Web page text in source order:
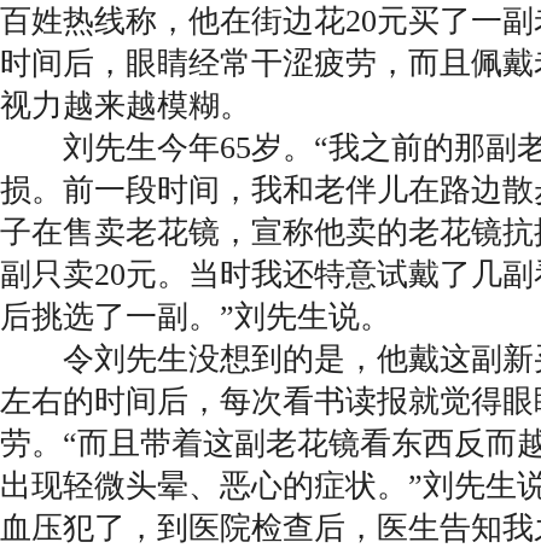
百姓热线称，他在街边花20元买了一
时间后，眼睛经常干涩疲劳，而且佩
视力越来越模糊。
刘先生今年65岁。“我之前的那副
损。前一段时间，我和老伴儿在路边
子在售卖老花镜，宣称他卖的老花镜
副只卖20元。当时我还特意试戴了几
后挑选了一副。”刘先生说。
令刘先生没想到的是，他戴这副新
左右的时间后，每次看书读报就觉得
劳。“而且带着这副老花镜看东西反而
出现轻微头晕、恶心的症状。”刘先生
血压犯了，到医院检查后，医生告知